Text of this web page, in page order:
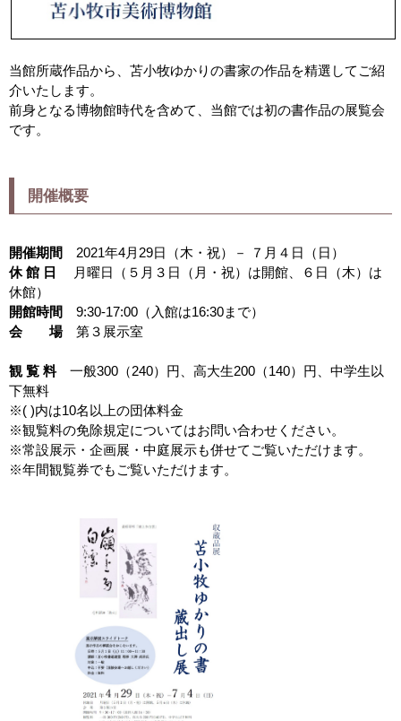
当館所蔵作品から、苫小牧ゆかりの書家の作品を精選してご紹
介いたします。
前身となる博物館時代を含めて、当館では初の書作品の展覧会
です。
開催概要
開催期間
2021年4月29日（木・祝）－ ７月４日（日）
休 館 日
月曜日（５月３日（月・祝）は開館、６日（木）は
休館）
開館時間
9:30-17:00（入館は16:30まで）
会 場第３展示室
観 覧 料一般300（240）円、高大生200（140）円、中学生以
下無料
※( )内は10名以上の団体料金
※観覧料の免除規定についてはお問い合わせください。
※常設展示・企画展・中庭展示も併せてご覧いただけます。
※年間観覧券でもご覧いただけます。